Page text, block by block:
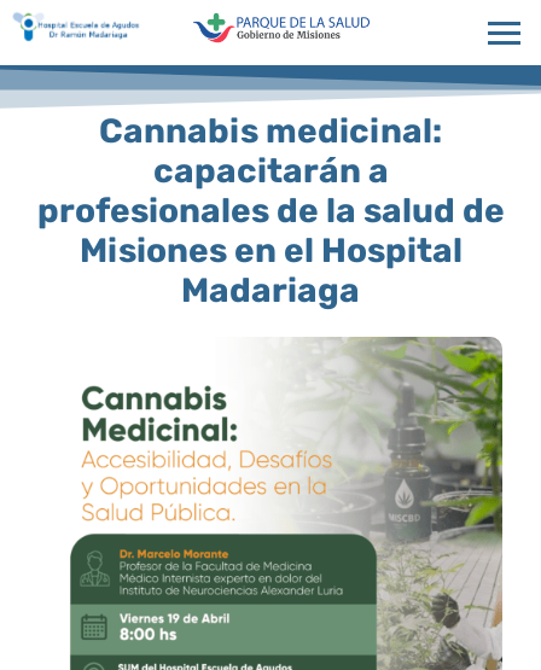
Cannabis medicinal:
capacitarán a
profesionales de la salud de
Misiones en el Hospital
Madariaga